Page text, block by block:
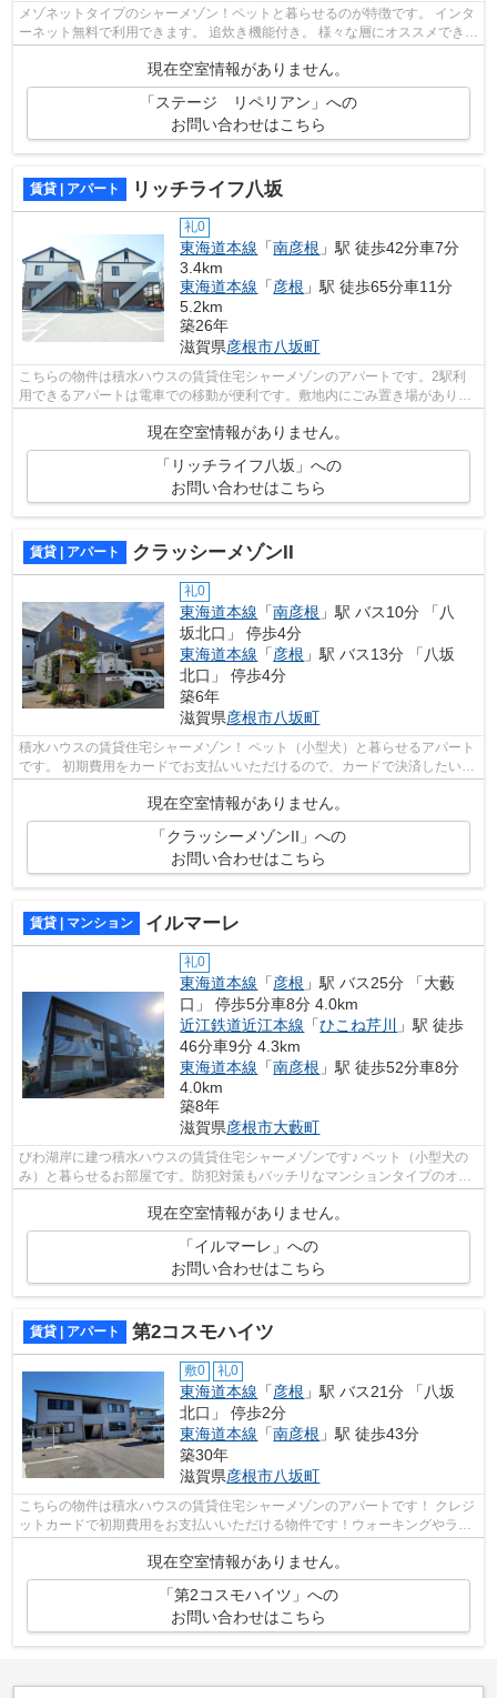
メゾネットタイプのシャーメゾン！ペットと暮らせるのが特徴です。 インタ
ーネット無料で利用できます。 追炊き機能付き。 様々な層にオススメできる
のが、こちらのタウンハウスタイプ...
現在空室情報がありません。
「ステージ リペリアン」への
お問い合わせはこちら
賃貸 | アパート リッチライフ八坂
礼0
東海道本線 「南彦根 」駅 徒歩42分車7分
3.4km
東海道本線 「彦根 」駅 徒歩65分車11分
5.2km
築26年
滋賀県彦根市八坂町
こちらの物件は積水ハウスの賃貸住宅シャーメゾンのアパートです。2駅利
用できるアパートは電車での移動が便利です。敷地内にごみ置き場がありま
現在空室情報がありません。
「リッチライフ八坂」への
お問い合わせはこちら
賃貸 | アパート クラッシーメゾンII
礼0
東海道本線 「南彦根 」駅 バス10分 「八
坂北口」 停歩4分
東海道本線 「彦根 」駅 バス13分 「八坂
北口」 停歩4分
築6年
滋賀県彦根市八坂町
積水ハウスの賃貸住宅シャーメゾン！ ペット（小型犬）と暮らせるアパート
です。 初期費用をカードでお支払いいただけるので、カードで決済したい方
現在空室情報がありません。
「クラッシーメゾンII」への
お問い合わせはこちら
賃貸 | マンション イルマーレ
礼0
東海道本線 「彦根 」駅 バス25分 「大藪
口」 停歩5分車8分 4.0km
近江鉄道近江本線 「ひこね芹川
」駅 徒歩
46分車9分 4.3km
東海道本線 「南彦根 」駅 徒歩52分車8分
4.0km
築8年
滋賀県彦根市大藪町
びわ湖岸に建つ積水ハウスの賃貸住宅シャーメゾンです♪ ペット（小型犬の
み）と暮らせるお部屋です。防犯対策もバッチリなマンションタイプのオー
トロック物件です♪クレジットカードで...
現在空室情報がありません。
「イルマーレ」への
お問い合わせはこちら
賃貸 | アパート 第2コスモハイツ
敷0 礼0
東海道本線 「彦根 」駅 バス21分 「八坂
北口」 停歩2分
東海道本線 「南彦根 」駅 徒歩43分
築30年
滋賀県彦根市八坂町
こちらの物件は積水ハウスの賃貸住宅シャーメゾンのアパートです！ クレジ
ットカードで初期費用をお支払いいただける物件です！ウォーキングやラン
現在空室情報がありません。
「第2コスモハイツ」への
お問い合わせはこちら